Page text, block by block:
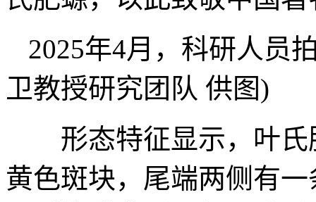
2025年4月，科研人员
卫教授研究团队 供图)
形态特征显示，叶氏
黄色斑块，尾端两侧有